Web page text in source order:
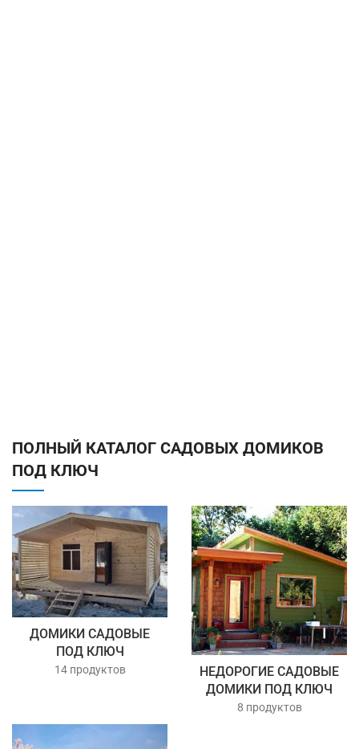
ПОЛНЫЙ КАТАЛОГ САДОВЫХ ДОМИКОВ
ПОД КЛЮЧ
ДОМИКИ САДОВЫЕ
ПОД КЛЮЧ
14 продуктов
НЕДОРОГИЕ САДОВЫЕ
ДОМИКИ ПОД КЛЮЧ
8 продуктов